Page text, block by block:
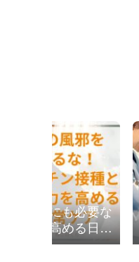
！家猫にも必要な
疫力を高める日常